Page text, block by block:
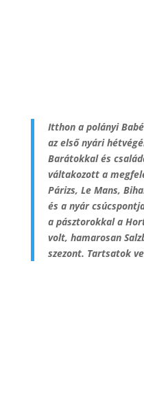
Itthon a polányi
az első nyári
Barátokkal és
váltakozott a
Párizs, Le Mans,
és a nyár
a pásztorokkal a
volt, hamarosan
szezont. Tartsatok